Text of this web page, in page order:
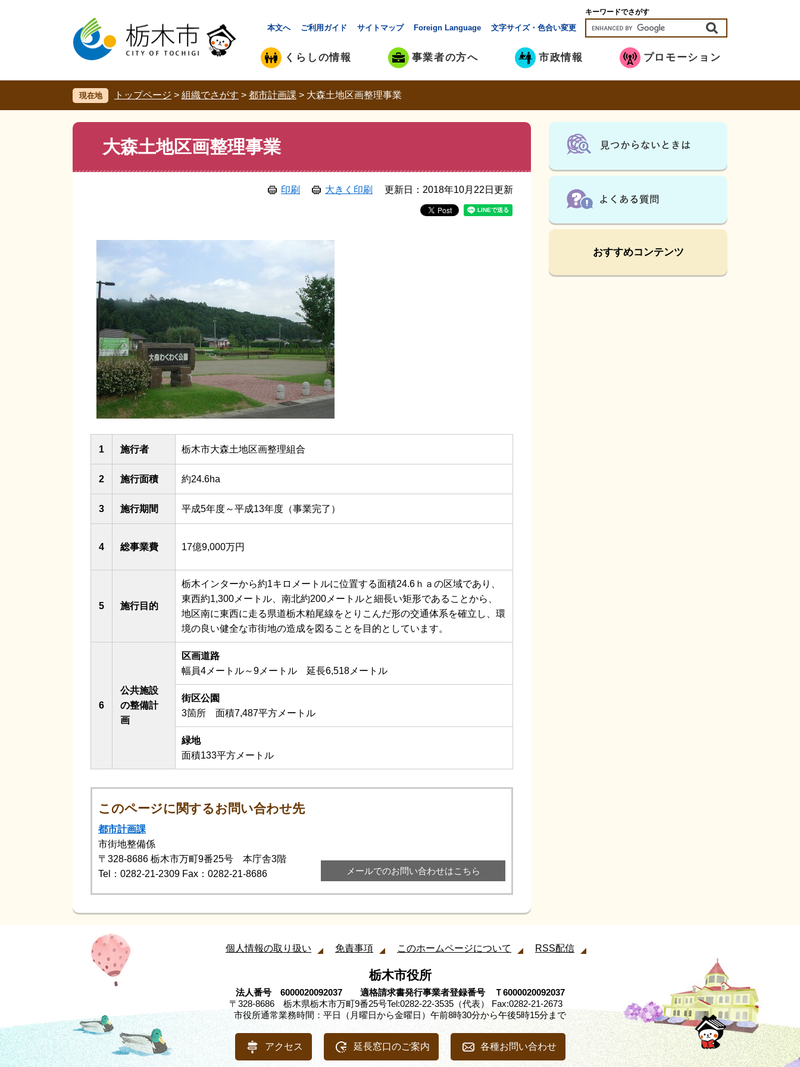
で
ば
本文へ ご利用ガイド サイトマップ Foreign Language 文字サイズ・色合い変更
キーワードでさがす
くらしの情報 事業者の方へ 市政情報 プロモーション
現在地 トップページ > 組織でさがす > 都市計画課 > 大森土地区画整理事業
大森土地区画整理事業
印刷 大きく印刷 更新日：2018年10月22日更新
1 施行者 栃木市大森土地区画整理組合
2 施行面積 約24.6ha
3 施行期間 平成5年度～平成13年度（事業完了）
4 総事業費 17億9,000万円
5 施行目的
栃木インターから約1キロメートルに位置する面積24.6ｈａの区域であり、
東西約1,300メートル、南北約200メートルと細長い矩形であることから、
地区南に東西に走る県道栃木粕尾線をとりこんだ形の交通体系を確立し、環
境の良い健全な市街地の造成を図ることを目的としています。
6
公共施設
の整備計
画
区画道路
幅員4メートル～9メートル 延長6,518メートル
街区公園
3箇所 面積7,487平方メートル
緑地
面積133平方メートル
このページに関するお問い合わせ先
都市計画課
市街地整備係
〒328-8686 栃木市万町9番25号 本庁舎3階
Tel：0282-21-2309 Fax：0282-21-8686 メールでのお問い合わせはこちら
おすすめコンテンツ
個人情報の取り扱い 免責事項 このホームページについて RSS配信
栃木市役所
法人番号 6000020092037 適格請求書発行事業者登録番号 Ｔ6000020092037
〒328-8686 栃木県栃木市万町9番25号Tel:0282-22-3535（代表） Fax:0282-21-2673
市役所通常業務時間：平日（月曜日から金曜日）午前8時30分から午後5時15分まで
アクセス 延長窓口のご案内 各種お問い合わせ